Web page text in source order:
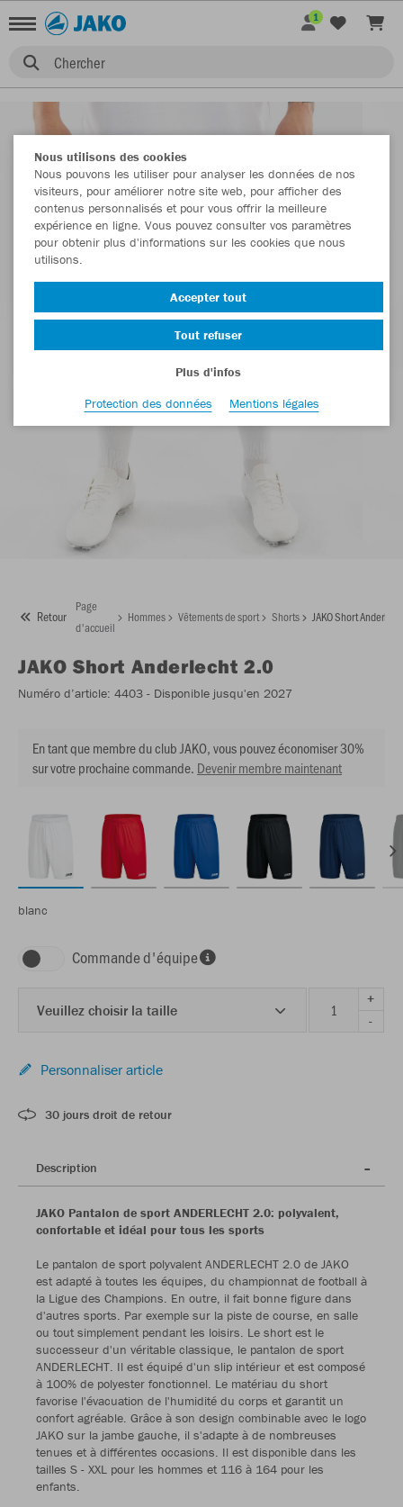
Chercher
1
Retour
Page
d'accueil
Hommes Vêtements de sport Shorts JAKO Short
JAKO Short Anderlecht 2.0
Numéro d’article: 4403 - Disponible jusqu'en 2027
En tant que membre du club JAKO, vous pouvez économiser 30%
sur votre prochaine commande. Devenir membre maintenant
blanc
Commande d'équipe
Veuillez choisir la taille
+
-
Personnaliser article
30 jours droit de retour
Description
JAKO Pantalon de sport ANDERLECHT 2.0: polyvalent,
confortable et idéal pour tous les sports
Le pantalon de sport polyvalent ANDERLECHT 2.0 de JAKO
est adapté à toutes les équipes, du championnat de football à
la Ligue des Champions. En outre, il fait bonne figure dans
d'autres sports. Par exemple sur la piste de course, en salle
ou tout simplement pendant les loisirs. Le short est le
successeur d'un véritable classique, le pantalon de sport
ANDERLECHT. Il est équipé d'un slip intérieur et est composé
à 100% de polyester fonctionnel. Le matériau du short
favorise l'évacuation de l'humidité du corps et garantit un
confort agréable. Grâce à son design combinable avec le logo
JAKO sur la jambe gauche, il s'adapte à de nombreuses
tenues et à différentes occasions. Il est disponible dans les
tailles S - XXL pour les hommes et 116 à 164 pour les
enfants.
Nous utilisons des cookies
Nous pouvons les utiliser pour analyser les données de nos
visiteurs, pour améliorer notre site web, pour afficher des
contenus personnalisés et pour vous offrir la meilleure
expérience en ligne. Vous pouvez consulter vos paramètres
pour obtenir plus d'informations sur les cookies que nous
utilisons.
Accepter tout
Tout refuser
Plus d'infos
Protection des données
Mentions légales